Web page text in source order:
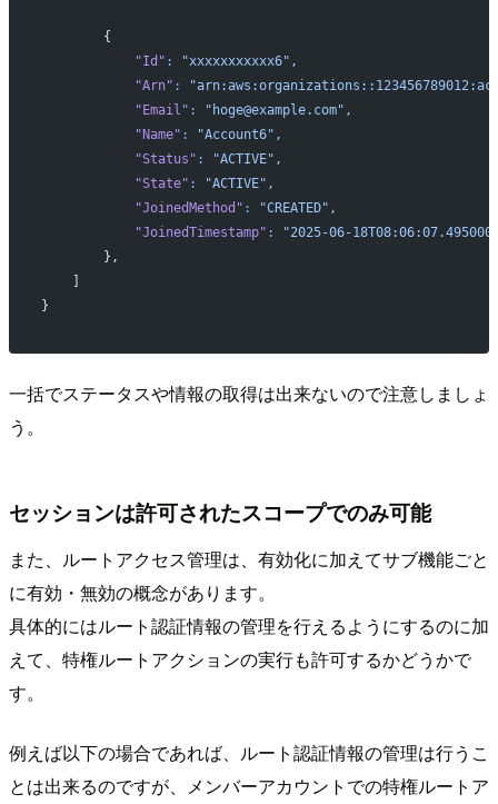
        {
            "Id"
:
"xxxxxxxxxxx6",
            "Arn"
:
            "Email"
:
"hoge@example.com",
            "Name"
:
"Account6",
            "Status"
:
"ACTIVE",
            "State"
:
"ACTIVE",
            "JoinedMethod"
:
"CREATED",
            "JoinedTimestamp"
:
"2025-06-
        },
}
一括でステータスや情報の取得は出来ないので注意しましょ
う。
セッションは許可されたスコープでのみ可能
また、ルートアクセス管理は、有効化に加えてサブ機能ごと
に有効・無効の概念があります。
具体的にはルート認証情報の管理を行えるようにするのに加
えて、特権ルートアクションの実行も許可するかどうかで
す。
例えば以下の場合であれば、ルート認証情報の管理は行うこ
とは出来るのですが、メンバーアカウントでの特権ルートア